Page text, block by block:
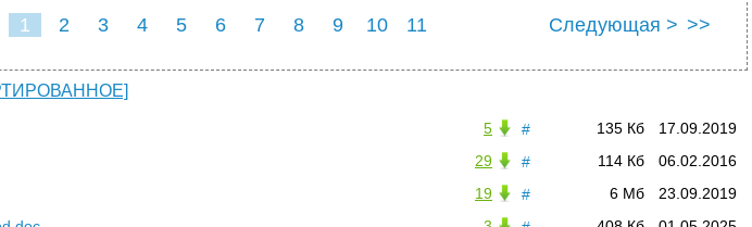
1 2 3 4 5 6 7 8 9 10 11 Следующая > >>
# 17.09.2019
135 Кб
5
#
06.02.2016
114 Кб
29
#
23.09.2019
6 Мб
19